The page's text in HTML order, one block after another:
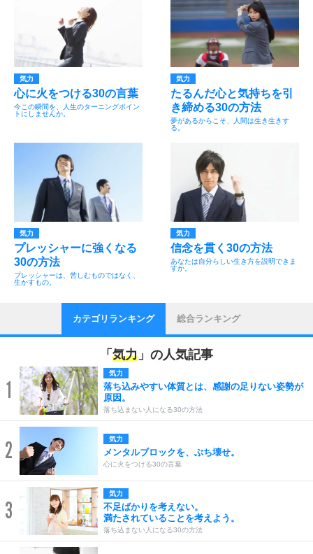
気力
心に火をつける30の言葉
今この瞬間を、人生のターニングポイン
トにしませんか。
気力
たるんだ心と気持ちを引
き締める30の方法
夢があるからこそ、人間は生き生きす
る。
気力
プレッシャーに強くなる
30の方法
プレッシャーは、苦しむものではなく、
生かすもの。
気力
信念を貫く30の方法
あなたは自分らしい生き方を説明できま
すか。
カテゴリランキング 総合ランキング
「 気力 」の人気記事
1
気力
落ち込みやすい体質とは、感謝の足りない姿勢が
原因。
落ち込まない人になる30の方法
2 気力
メンタルブロックを、ぶち壊せ。
心に火をつける30の言葉
3
気力
不足ばかりを考えない。
満たされていることを考えよう。
落ち込まない人になる30の方法